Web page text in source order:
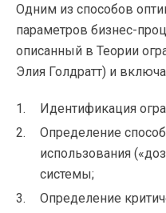
Одним из способов
параметров бизнес-
описанный в Теории
Элия Голдратт) и
Идентификация
Определение
использования
системы;
Определение